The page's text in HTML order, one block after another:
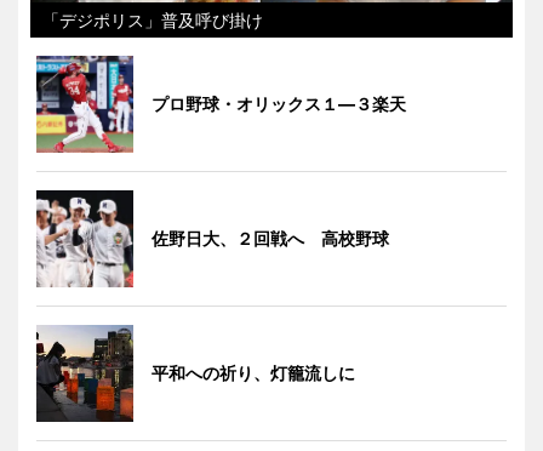
「デジポリス」普及呼び掛け
プロ野球・オリックス１―３楽天
佐野日大、２回戦へ 高校野球
平和への祈り、灯籠流しに